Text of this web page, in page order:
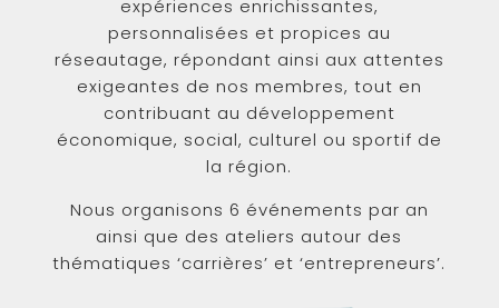
expériences enrichissantes,
personnalisées et propices au
réseautage, répondant ainsi aux attentes
exigeantes de nos membres, tout en
contribuant au développement
économique, social, culturel ou sportif de
la région.
Nous organisons 6 événements par an
ainsi que des ateliers autour des
thématiques ‘carrières’ et ‘entrepreneurs’.